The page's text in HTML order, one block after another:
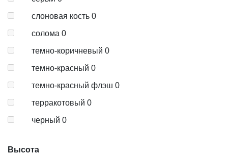
слоновая кость 0
солома 0
темно-коричневый 0
темно-красный 0
темно-красный флэш 0
терракотовый 0
черный 0
Высота